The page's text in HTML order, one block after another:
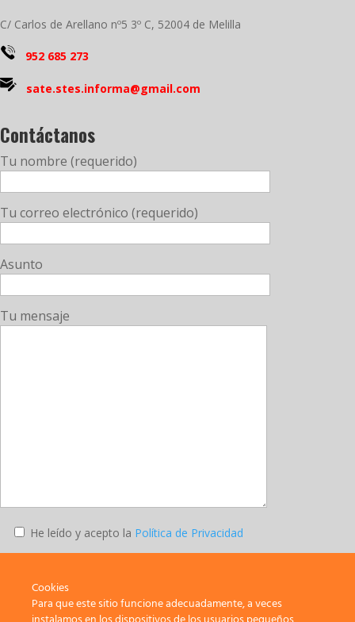
C/ Carlos de Arellano nº5 3º C, 52004 de Melilla
952 685 273
sate.stes.informa@gmail.com
Contáctanos
Tu nombre (requerido)
Tu correo electrónico (requerido)
Asunto
Tu mensaje
He leído y acepto la Política de Privacidad
Cookies
Para que este sitio funcione adecuadamente, a veces